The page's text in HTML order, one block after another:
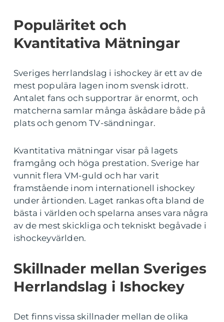
Populäritet och
Kvantitativa Mätningar
Sveriges herrlandslag i ishockey är ett av de
mest populära lagen inom svensk idrott.
Antalet fans och supportrar är enormt, och
matcherna samlar många åskådare både på
plats och genom TV-sändningar.
Kvantitativa mätningar visar på lagets
framgång och höga prestation. Sverige har
vunnit flera VM-guld och har varit
framstående inom internationell ishockey
under årtionden. Laget rankas ofta bland de
bästa i världen och spelarna anses vara några
av de mest skickliga och tekniskt begåvade i
ishockeyvärlden.
Skillnader mellan Sveriges
Herrlandslag i Ishockey
Det finns vissa skillnader mellan de olika